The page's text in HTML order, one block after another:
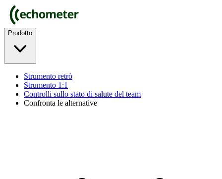
Prodotto
Strumento retrò
Strumento 1:1
Controlli sullo stato di salute del team
Confronta le alternative